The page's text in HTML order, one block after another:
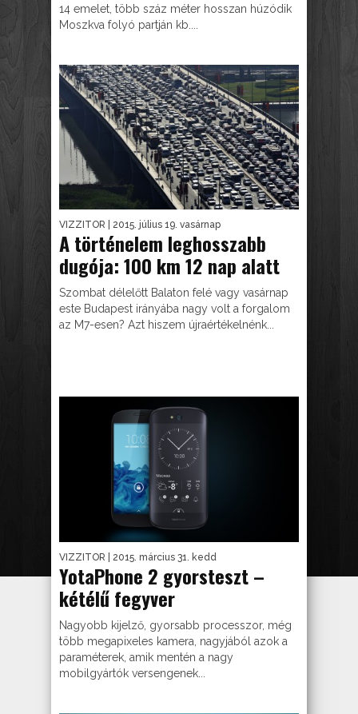
14 emelet, több száz méter hosszan húzódik
Moszkva folyó partján kb....
VIZZITOR | 2015. július 19. vasárnap
A történelem leghosszabb
dugója: 100 km 12 nap alatt
Szombat délelőtt Balaton felé vagy vasárnap
este Budapest irányába nagy volt a forgalom
az M7-esen? Azt hiszem újraértékelnénk...
VIZZITOR | 2015. március 31. kedd
YotaPhone 2 gyorsteszt –
kétélű fegyver
Nagyobb kijelző, gyorsabb processzor, még
több megapixeles kamera, nagyjából azok a
paraméterek, amik mentén a nagy
mobilgyártók versengenek...